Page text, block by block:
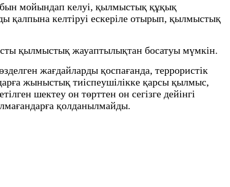
мойындап келуі, қылмыстық құқық
қалпына келтіруі ескеріле отырып, қылмыстық
қылмыстық жауаптылықтан босатуы мүмкін.
жағдайларды қоспағанда, террористік
жыныстық тиіспеушілікке қарсы қылмыс,
шектеу он төрттен он сегізге дейінгі
қолданылмайды.